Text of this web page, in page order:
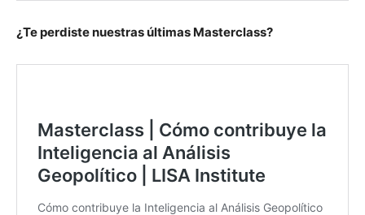
¿Te perdiste nuestras últimas Masterclass?